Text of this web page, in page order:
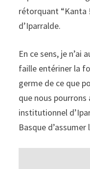
rétorquant “Kanta
d’Iparralde.
En ce sens, je
faille entériner la
germe de ce que
que nous
institutionnel
Basque